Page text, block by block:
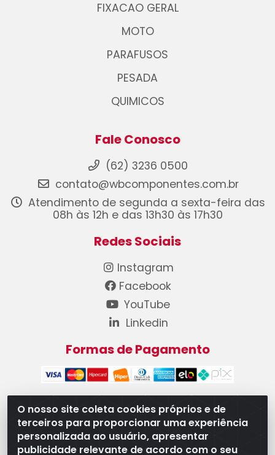
O nosso site coleta cookies próprios e de
terceiros para proporcionar uma experiência
personalizada ao usuário, apresentar
publicidade relevante de acordo com o seu
FIXACAO GERAL
MOTO
PARAFUSOS
PESADA
QUIMICOS
Fale Conosco
(62) 3236 0500
contato@wbcomponentes.com.br
Atendimento de segunda a sexta-feira das
08h às 12h e das 13h30 às 17h30
Redes Sociais
Instagram
Facebook
YouTube
Linkedin
Formas de Pagamento
WB Componentes Automotivos LTDA - CNPJ
08.528.393/0001-12 - Rua do Níquel, 667 - Parque
Oeste Industrial, Goiânia/GO - CEP 74375-660